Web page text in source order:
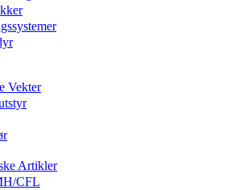
Vekter
Artikler
CFL